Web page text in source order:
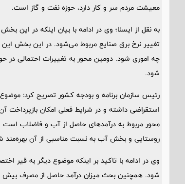
معیشت مردم سر و کار دارد، حوزه نفت و گاز است.
به نقل از ایسنا؛ وی در ادامه با بیان اینکه در
تغییر نرخ برق صنایع مربوط می‌شود. در این بخش
چه اموری شود. دومین محور به تغییرات احتمالی در
شود.
رئیس سازمان برنامه و بودجه کشور تصریح کرد:
استقراضی داشته و در شرایط فعلی امکان بازپرداخت
محور مربوط به درآمدهای حاصل از آب و فاضلاب
روستایی و بخش آب به نسبت مناسبی از آن بهره‌مند
وی در ادامه با تاکید بر اینکه موضوع دیگر به
شود. همچنین بحث میزان درآمد حاصل از مصرف بیش